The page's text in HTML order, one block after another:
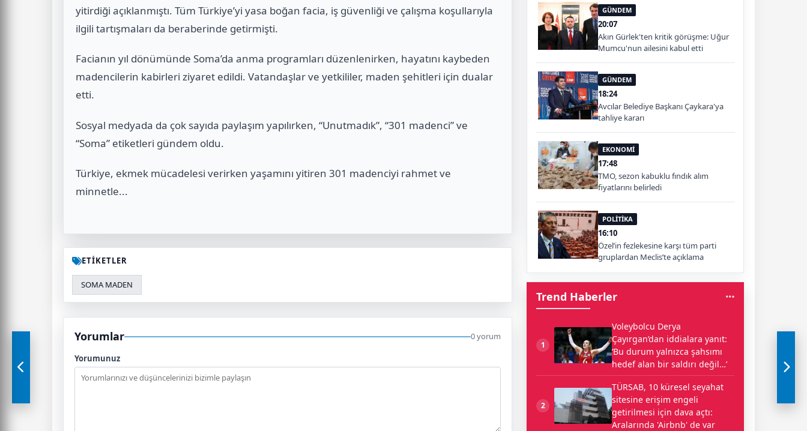
yitirdiği açıklanmıştı. Tüm Türkiye’yi yasa boğan facia, iş güvenliği ve çalışma koşullarıyla
ilgili tartışmaları da beraberinde getirmişti.
Facianın yıl dönümünde Soma’da anma programları düzenlenirken, hayatını kaybeden
madencilerin kabirleri ziyaret edildi. Vatandaşlar ve yetkililer, maden şehitleri için dualar
etti.
Sosyal medyada da çok sayıda paylaşım yapılırken, “Unutmadık”, “301 madenci” ve
“Soma” etiketleri gündem oldu.
Türkiye, ekmek mücadelesi verirken yaşamını yitiren 301 madenciyi rahmet ve
minnetle...
ETİKETLER
SOMA MADEN
Yorumlar 0 yorum
Yorumunuz
GÜNDEM
20:07
Akın Gürlek'ten kritik görüşme: Uğur
Mumcu'nun ailesini kabul etti
GÜNDEM
18:24
Avcılar Belediye Başkanı Çaykara'ya
tahliye kararı
EKONOMİ
17:48
TMO, sezon kabuklu fındık alım
fiyatlarını belirledi
POLİTİKA
16:10
Özel’in fezlekesine karşı tüm parti
gruplardan Meclis’te açıklama
Trend Haberler
1
Voleybolcu Derya
Çayırgan’dan iddialara yanıt:
‘Bu durum yalnızca şahsımı
hedef alan bir saldırı değil…’
2
TÜRSAB, 10 küresel seyahat
sitesine erişim engeli
getirilmesi için dava açtı:
Aralarında 'Airbnb' de var